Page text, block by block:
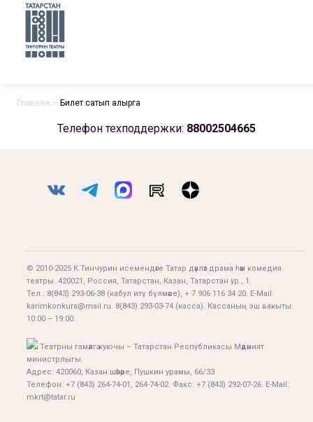
Главная — Билет сатып алырга
Телефон техподдержки: 88002504665
© 2010-2025 К.Тинчурин исемендәге Татар дәүләт драма һәм комедия
театры. 420021, Россия, Татарстан, Казан, Татарстан ур., 1.
Тел.: 8(843) 293-06-38 (кабул итү бүлмәсе), + 7 906 116 34 20. E-Mail:
karimkonkurs@mail.ru. 8(843) 293-03-74 (касса). Кассаның эш вакыты:
10:00 – 19:00.
Театрны гамәлгә куючы – Татарстан Республикасы Мәдәният
министрлыгы.
Адрес: 420060, Казан шәһәре, Пушкин урамы, 66/33
Телефон: +7 (843) 264-74-01, 264-74-02. Факс: +7 (843) 292-07-26. E-Mail:
mkrt@tatar.ru